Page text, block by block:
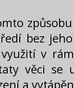
bez
v
věci se
a